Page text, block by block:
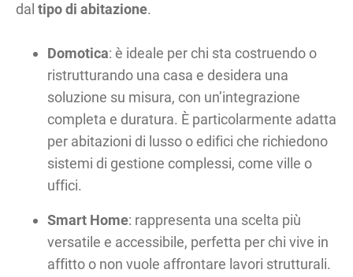
daltipo di abitazione.
Domotica: è ideale per chi sta costruendo o
ristrutturando una casa e desidera una
soluzione su misura, con un’integrazione
completa e duratura. È particolarmente adatta
per abitazioni di lusso o edifici che richiedono
sistemi di gestione complessi, come ville o
uffici.
Smart Home: rappresenta una scelta più
versatile e accessibile, perfetta per chi vive in
affitto o non vuole affrontare lavori strutturali.